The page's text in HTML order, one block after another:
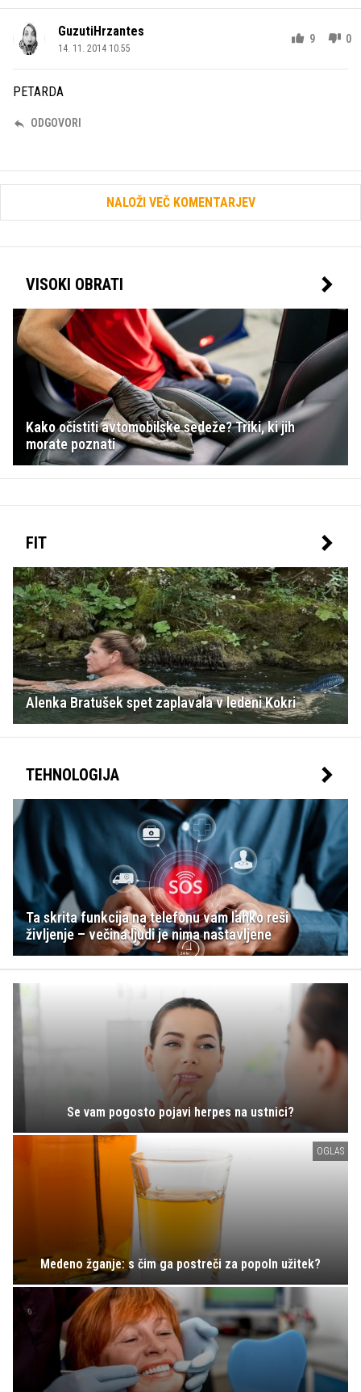
GuzutiHrzantes
14. 11. 2014 10.55
9 0
PETARDA
ODGOVORI
NALOŽI VEČ KOMENTARJEV
VISOKI OBRATI
Kako očistiti avtomobilske sedeže? Triki, ki jih
morate poznati
FIT
Alenka Bratušek spet zaplavala v ledeni Kokri
TEHNOLOGIJA
Ta skrita funkcija na telefonu vam lahko reši
življenje – večina ljudi je nima nastavljene
Se vam pogosto pojavi herpes na ustnici?
OGLAS
Medeno žganje: s čim ga postreči za popoln užitek?